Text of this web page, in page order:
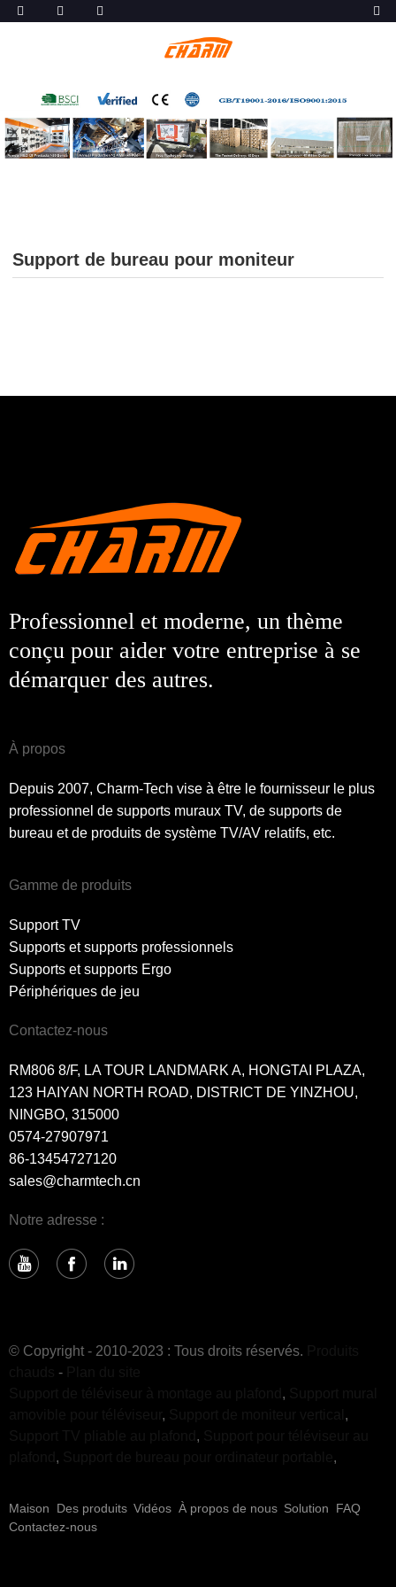
Support de bureau pour moniteur
Professionnel et moderne, un thème
conçu pour aider votre entreprise à se
démarquer des autres.
À propos
Depuis 2007, Charm-Tech vise à être le fournisseur le plus
professionnel de supports muraux TV, de supports de
bureau et de produits de système TV/AV relatifs, etc.
Gamme de produits
Support TV
Supports et supports professionnels
Supports et supports Ergo
Périphériques de jeu
Contactez-nous
RM806 8/F, LA TOUR LANDMARK A, HONGTAI PLAZA,
123 HAIYAN NORTH ROAD, DISTRICT DE YINZHOU,
NINGBO, 315000
0574-27907971
86-13454727120
sales@charmtech.cn
Notre adresse :
© Copyright - 2010-2023 : Tous droits réservés.
-
,
,
,
,
, ,
Maison Des produits Vidéos À propos de nous Solution
FAQ
Contactez-nous